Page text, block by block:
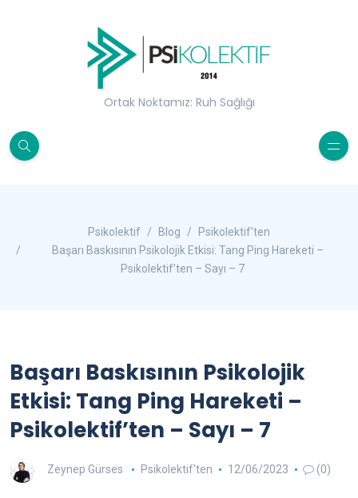
Ortak Noktamız: Ruh Sağlığı
Psikolektif Blog
Psikolektif'ten
Başarı Baskısının Psikolojik Etkisi: Tang Ping Hareketi –
Psikolektif’ten – Sayı – 7
Başarı Baskısının Psikolojik
Etkisi: Tang Ping Hareketi –
Psikolektif’ten – Sayı – 7
Zeynep Gürses Psikolektif'ten 12/06/2023 (0)